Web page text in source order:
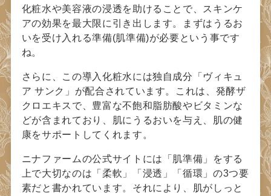
化粧水や美容液の浸透を助けることで、スキンケ
アの効果を最大限に引き出します。まずはうるお
いを受け入れる準備(肌準備)が必要という事です
ね。
さらに、この導入化粧水には独自成分「ヴィキュ
ア サンク」が配合されています。これは、発酵ザ
クロエキスで、豊富な不飽和脂肪酸やビタミンな
どが含まれており、肌にうるおいを与え、肌の健
康をサポートしてくれます。
ニナファームの公式サイトには「肌準備」をする
上で大切なのは「柔軟」「浸透」「循環」の3つ要
素だと書かれています。それにより、肌がしっと